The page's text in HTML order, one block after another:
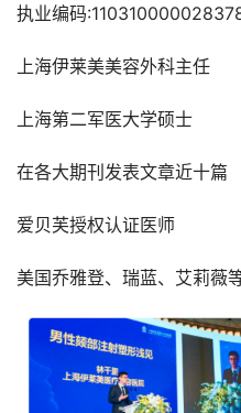
执业编码
上海伊莱美美容外科主任
上海第二军医大学硕士
在各大期刊发表文章近十篇
爱贝芙授权认证医师
美国乔雅登、瑞蓝、艾莉薇